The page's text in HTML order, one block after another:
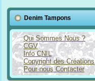
Denim Tampons
Qui Sommes Nous ?
CGV
Info CNIL
Copyright des Créations
Pour nous Contacter